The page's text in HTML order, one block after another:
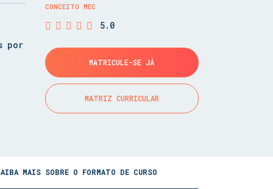
por
CONCEITO MEC
5.0
MATRICULE-SE JÁ
MATRIZ CURRICULAR
MAIS SOBRE O FORMATO DE CURSO